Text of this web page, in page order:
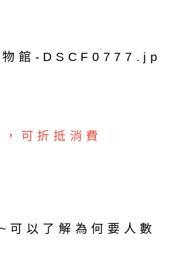
可折抵消費
可以了解為何要人數